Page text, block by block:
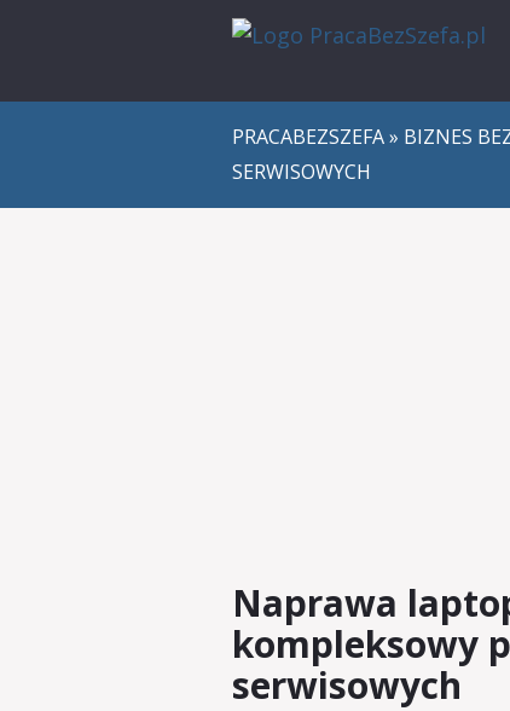
PRACABEZSZEFA» BIZNES
SERWISOWYCH
Naprawa
kompleksowy
serwisowych